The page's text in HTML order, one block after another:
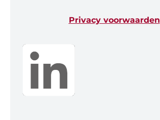
Privacy voorwaarden